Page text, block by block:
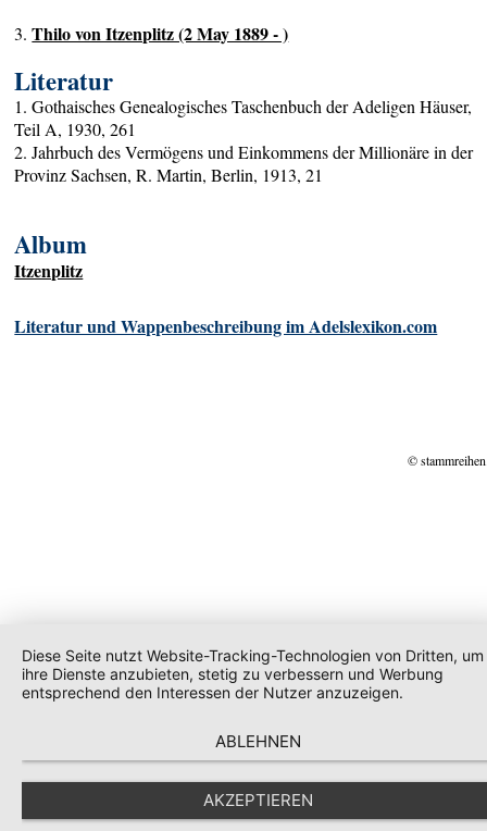
3.Thilo von Itzenplitz (2 May 1889 - )
Literatur
1. Gothaisches Genealogisches Taschenbuch der Adeligen Häuser,
Teil A, 1930, 261
2. Jahrbuch des Vermögens und Einkommens der Millionäre in der
Provinz Sachsen, R. Martin, Berlin, 1913, 21
Album
Itzenplitz
Literatur und Wappenbeschreibung im Adelslexikon.com
©
Diese Seite nutzt Website-Tracking-Technologien von Dritten, um
ihre Dienste anzubieten, stetig zu verbessern und Werbung
entsprechend den Interessen der Nutzer anzuzeigen.
ABLEHNEN
AKZEPTIEREN